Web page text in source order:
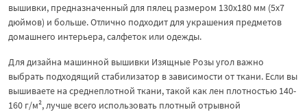
вышивки, предназначенный для пялец размером 130х180 мм (5х7
дюймов) и больше. Отлично подходит для украшения предметов
домашнего интерьера, салфеток или одежды.
Для дизайна машинной вышивки Изящные Розы угол важно
выбрать подходящий стабилизатор в зависимости от ткани. Если вы
вышиваете на среднеплотной ткани, такой как лен плотностью 140-
160 г/м², лучше всего использовать плотный отрывной